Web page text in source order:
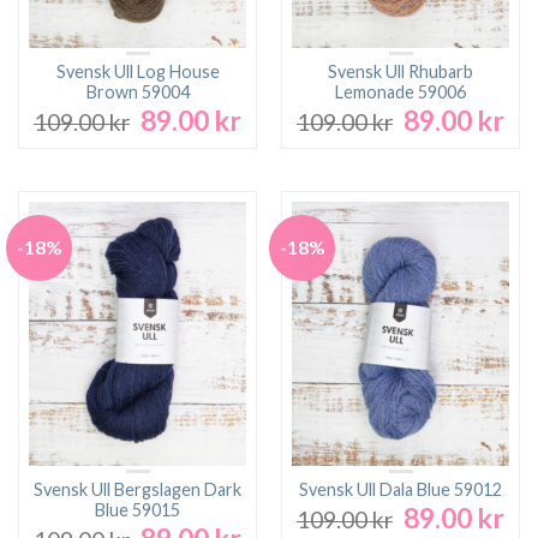
Svensk Ull Log House
Brown 59004
109.00kr Det
109.00 kr.
89.00 krDet
89.00 kr.
Svensk Ull Rhubarb
Lemonade 59006
109.00kr Det
109.00 kr.
89.00 kr
-18%
Svensk Ull Bergslagen Dark
Blue 59015
-18%
Svensk Ull Dala Blue 59012
109.00kr Det
89.00 kr